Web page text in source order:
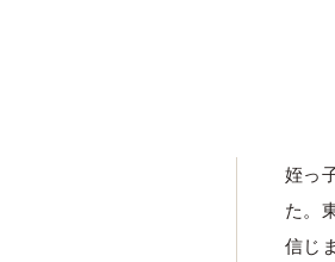
姪っ
た。
信じ